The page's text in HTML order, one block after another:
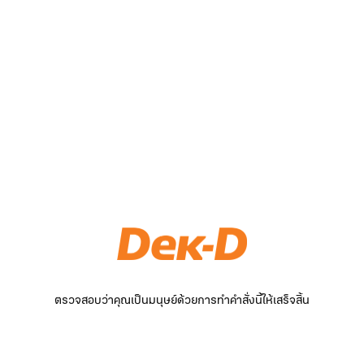
ตรวจสอบว่าคุณเป็นมนุษย์ด้วยการทำคำสั่งนี้ให้เสร็จสิ้น